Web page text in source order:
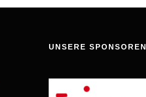
UNSERE SPONSOREN